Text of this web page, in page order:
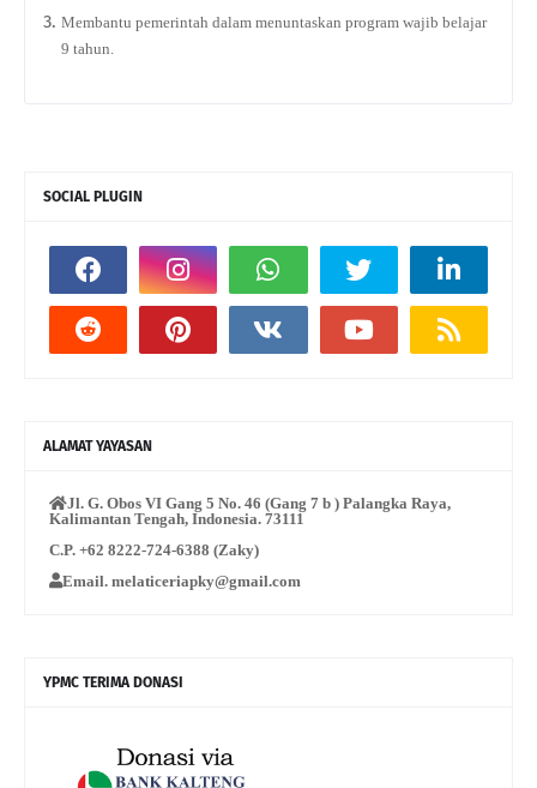
Membantu pemerintah dalam menuntaskan program wajib belajar
9 tahun.
SOCIAL PLUGIN
ALAMAT YAYASAN
Jl. G. Obos VI Gang 5 No. 46 (Gang 7 b ) Palangka Raya,
Kalimantan Tengah, Indonesia. 73111
C.P. +62 8222-724-6388 (Zaky)
Email. melaticeriapky@gmail.com
YPMC TERIMA DONASI